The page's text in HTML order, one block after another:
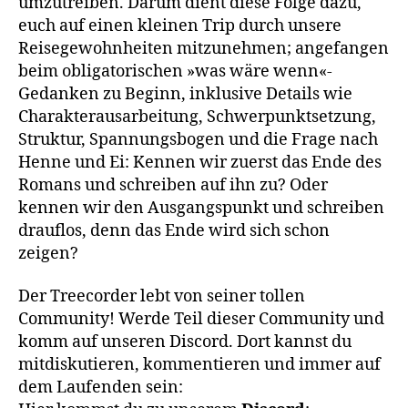
euch auf einen kleinen Trip durch unsere
Reisegewohnheiten mitzunehmen; angefangen
beim obligatorischen »was wäre wenn«-
Gedanken zu Beginn, inklusive Details wie
Charakterausarbeitung, Schwerpunktsetzung,
Struktur, Spannungsbogen und die Frage nach
Henne und Ei: Kennen wir zuerst das Ende des
Romans und schreiben auf ihn zu? Oder
kennen wir den Ausgangspunkt und schreiben
drauflos, denn das Ende wird sich schon
zeigen?
Der Treecorder lebt von seiner tollen
Community! Werde Teil dieser Community und
komm auf unseren Discord. Dort kannst du
mitdiskutieren, kommentieren und immer auf
dem Laufenden sein: